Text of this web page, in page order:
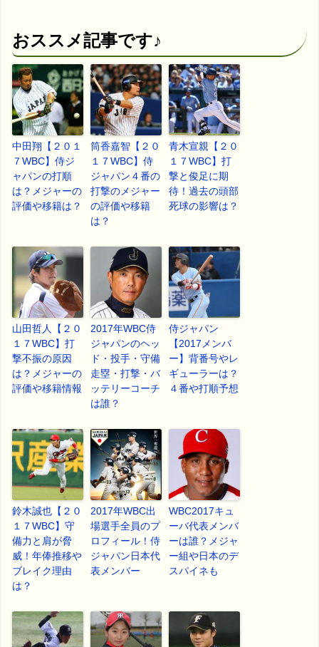
おススメ記事です♪
中田翔【２０１
７WBC】侍ジ
ャパンの打順
は？メジャーの
評価や移籍は？
筒香嘉智【２０
１７WBC】侍
ジャパン４番の
打撃のメジャー
の評価や移籍
は？
青木宣親【２０
１７WBC】打
撃と俊足に期
待！過去の頭部
死球の影響は？
山田哲人【２０
１７WBC】打
撃不振の原因
は？メジャーの
評価や移籍情報
2017年WBC侍
ジャパンのヘッ
ド・投手・守備
走塁・打撃・バ
ッテリーコーチ
は誰？
侍ジャパン
【2017メンバ
ー】背番号やレ
ギューラーは？
４番や打順予想
鈴木誠也【２０
１７WBC】守
備力と肩が脅
威！年俸推移や
ブレイク理由
は？
2017年WBC出
場選手全員のプ
ロフィール！侍
ジャパン日本代
表メンバー
WBC2017キュ
ーバ代表メンバ
ーは誰？メジャ
ー組や日本のデ
スパイネも